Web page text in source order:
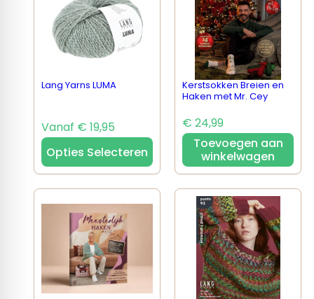
Lang Yarns LUMA
Vanaf € 19,95
Opties Selecteren
Kerstsokken Breien en
Haken met Mr. Cey
€ 24,99
Toevoegen aan
winkelwagen